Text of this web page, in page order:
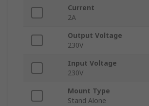
Current
2A
Output Voltage
230V
Input Voltage
230V
Mount Type
Stand Alone